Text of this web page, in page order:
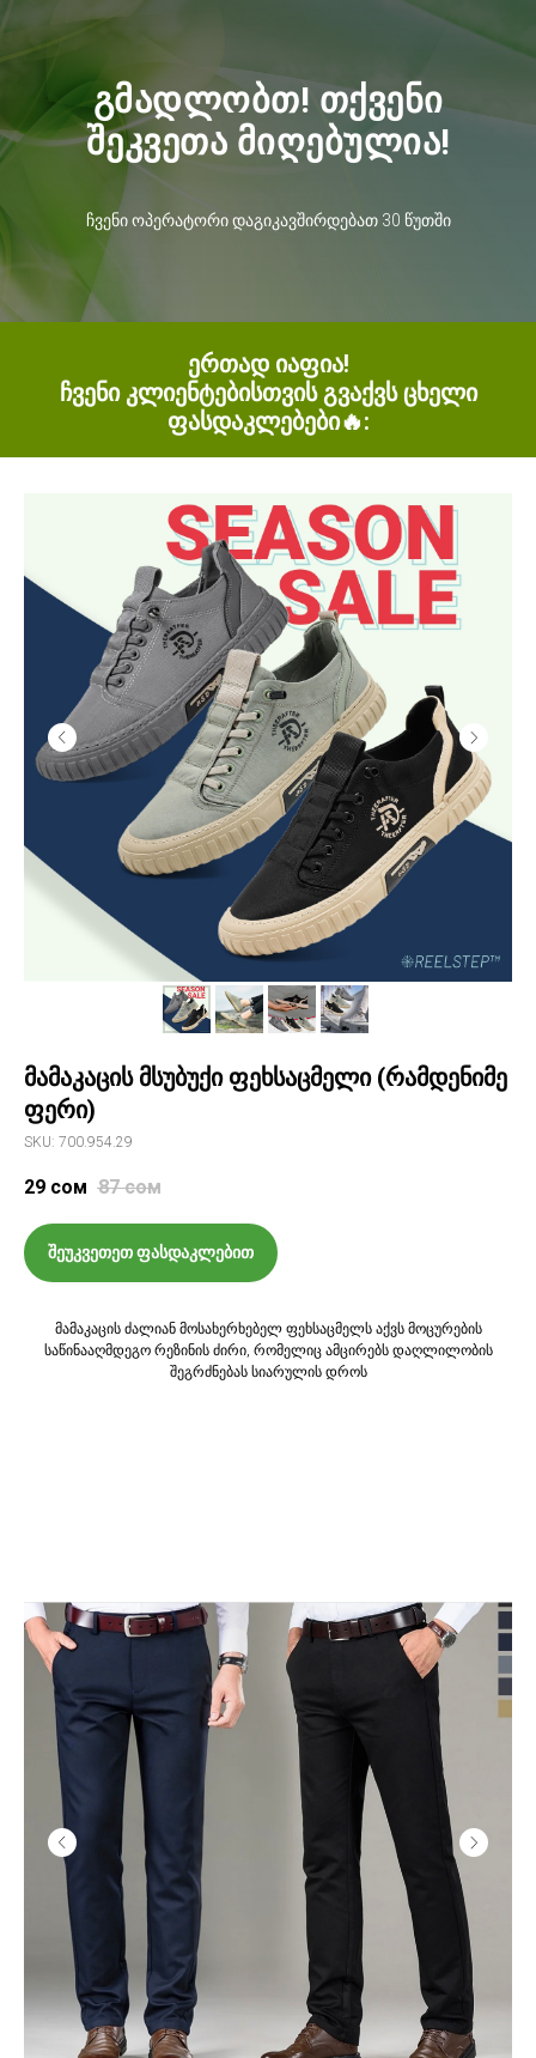
გმადლობთ! თქვენი
შეკვეთა მიღებულია!
ჩვენი ოპერატორი დაგიკავშირდებათ 30 წუთში
ერთად იაფია!
ჩვენი კლიენტებისთვის გვაქვს ცხელი
ფასდაკლებები🔥:
მამაკაცის მსუბუქი ფეხსაცმელი (რამდენიმე
ფერი)
SKU: 700.954.29
29 сом 87 сом
შეუკვეთეთ ფასდაკლებით
მამაკაცის ძალიან მოსახერხებელ ფეხსაცმელს აქვს მოცურების
საწინააღმდეგო რეზინის ძირი, რომელიც ამცირებს დაღლილობის
შეგრძნებას სიარულის დროს